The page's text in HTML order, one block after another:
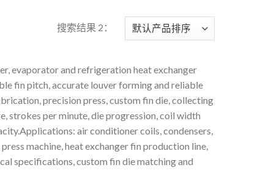
搜索结果 2：
evaporator and refrigeration heat exchanger
fin pitch, accurate louver forming and reliable
precision press, custom fin die, collecting
strokes per minute, die progression, coil width
air conditioner coils, condensers,
machine, heat exchanger fin production line,
specifications, custom fin die matching and